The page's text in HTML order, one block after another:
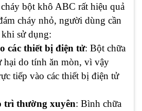
bột khô ABC rất hiệu quả
cháy nhỏ, người dùng cần
sử dụng:
các thiết bị điện tử: Bột chữa
hại do tính ăn mòn, vì vậy
tiếp vào các thiết bị điện tử
trì thường xuyên: Bình chữa